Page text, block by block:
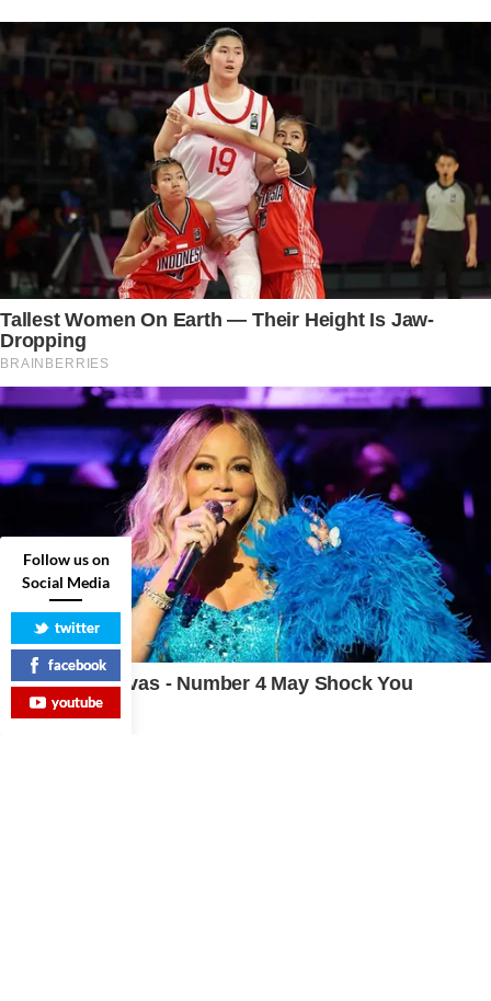
Follow us on
Social Media
twitter
facebook
youtube